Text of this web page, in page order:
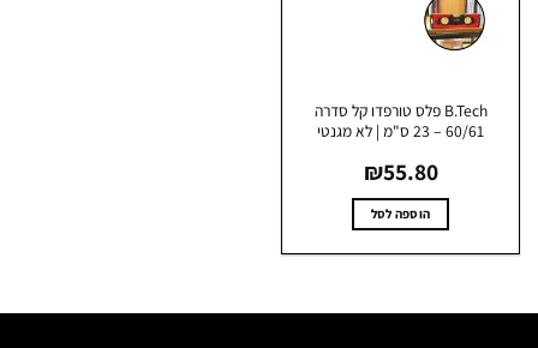
B.Tech פלס טורפדו קל סדרה
₪55.80
הוספה לסל